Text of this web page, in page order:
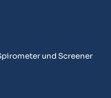
und Screener